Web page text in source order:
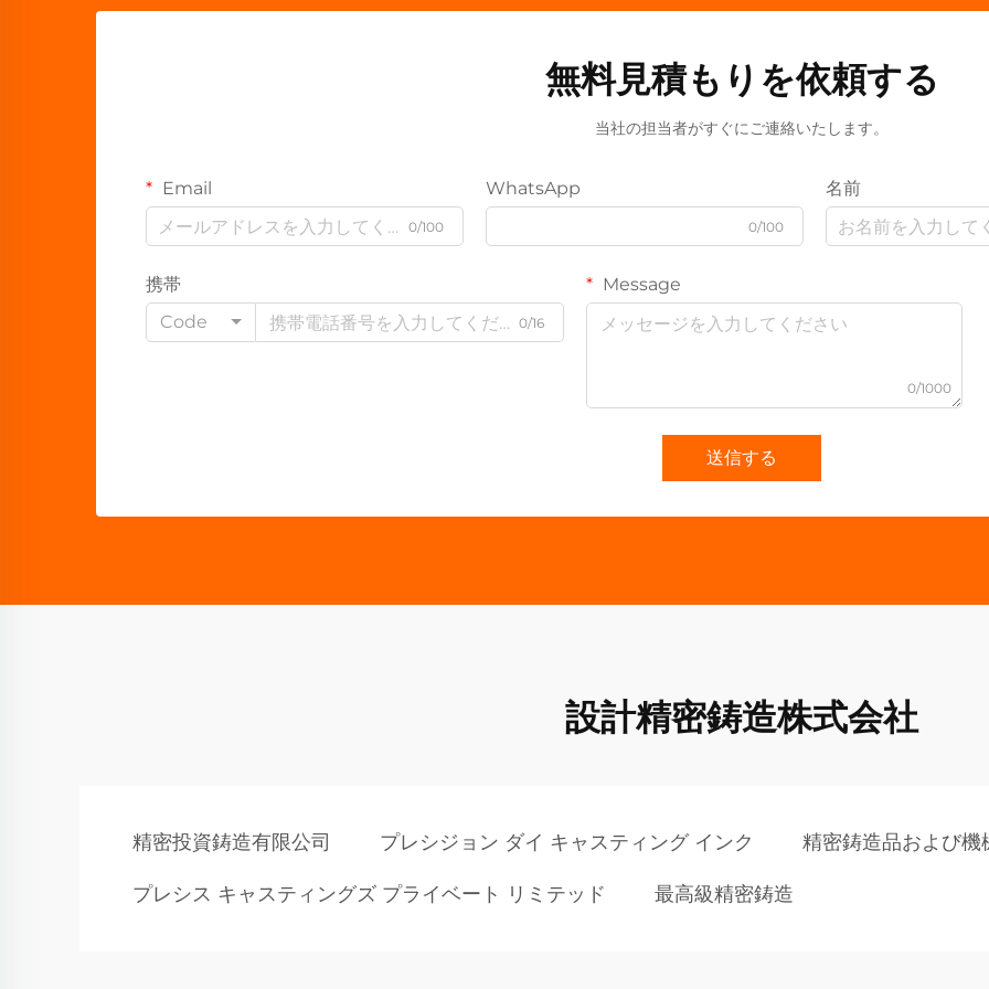
無料見積もりを依頼する
当社の担当者がすぐにご連絡いたします。
Email
0/100
WhatsApp
0/100
名前
携帯
Code
0/16
Message
0/1000
送信する
設計精密鋳造株式会社
精密投資鋳造有限公司 プレシジョン ダイ キャスティング インク 精密鋳造品および機
プレシス キャスティングズ プライベート リミテッド 最高級精密鋳造